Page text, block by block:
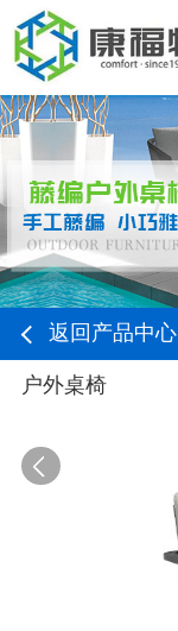
返回产品中心
户外桌椅